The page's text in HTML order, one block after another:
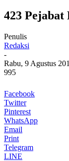
423
Penulis
Redaksi
-
Rabu, 9 Agustus
995
Facebook
Twitter
Pinterest
WhatsApp
Email
Print
Telegram
LINE